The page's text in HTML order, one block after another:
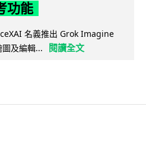
功能
名義推出 Grok Imagine
及編輯...
閱讀全文